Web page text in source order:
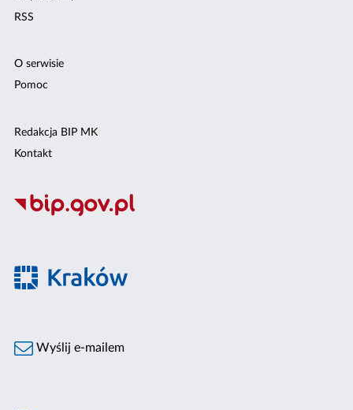
RSS
O serwisie
Pomoc
Redakcja BIP MK
Kontakt
Wyślij e-mailem